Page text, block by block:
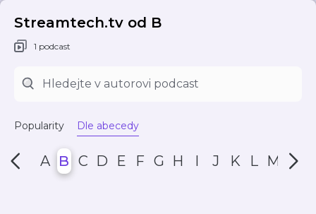
Streamtech.tv od B
1 podcast
Popularity Dle abecedy
A B C D E F G H I J K L M N